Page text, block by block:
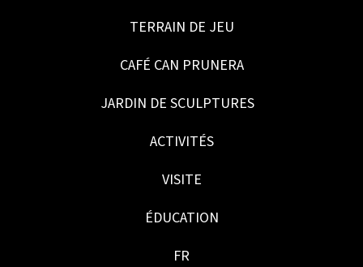
TERRAIN DE JEU
CAFÉ CAN PRUNERA
JARDIN DE SCULPTURES
ACTIVITÉS
VISITE
ÉDUCATION
FR